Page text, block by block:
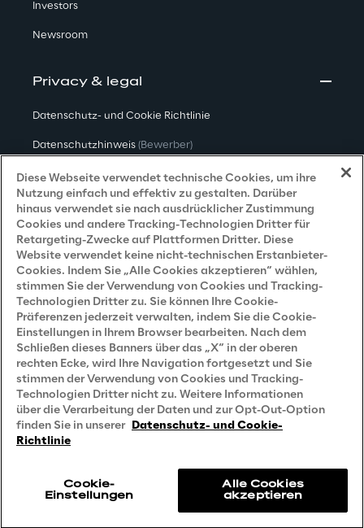
Investors
Newsroom
Privacy & legal
Datenschutz- und Cookie Richtlinie
Datenschutzhinweis (Bewerber)
Datenschutzhinweis(Kunden)
Datenschutzhinweis (Dienstleister)
Datenschutzhinweis (Marketing)
Grundsatzerklärung - LKSG(Deutschland)
Accessibility Statement
Careers
Contacts
Reply © 2026
Diese Webseite verwendet technische Cookies, um ihre
Nutzung einfach und effektiv zu gestalten. Darüber
hinaus verwendet sie nach ausdrücklicher Zustimmung
Cookies und andere Tracking-Technologien Dritter für
Retargeting-Zwecke auf Plattformen Dritter. Diese
Website verwendet keine nicht-technischen Erstanbieter-
Cookies. Indem Sie „Alle Cookies akzeptieren“ wählen,
stimmen Sie der Verwendung von Cookies und Tracking-
Technologien Dritter zu. Sie können Ihre Cookie-
Präferenzen jederzeit verwalten, indem Sie die Cookie-
Einstellungen in Ihrem Browser bearbeiten. Nach dem
Schließen dieses Banners über das „X“ in der oberen
rechten Ecke, wird Ihre Navigation fortgesetzt und Sie
stimmen der Verwendung von Cookies und Tracking-
Technologien Dritter nicht zu. Weitere Informationen
über die Verarbeitung der Daten und zur Opt-Out-Option
finden Sie in unserer Datenschutz- und Cookie-
Richtlinie
Cookie-
Einstellungen
Alle Cookies
akzeptieren